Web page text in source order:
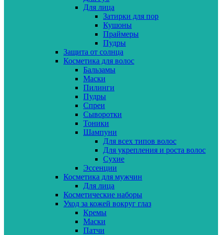
Для лица
Затирки для пор
Кушоны
Праймеры
Пудры
Защита от солнца
Косметика для волос
Бальзамы
Маски
Пилинги
Пудры
Спреи
Сыворотки
Тоники
Шампуни
Для всех типов волос
Для укрепления и роста волос
Сухие
Эссенции
Косметика для мужчин
Для лица
Косметические наборы
Уход за кожей вокруг глаз
Кремы
Маски
Патчи